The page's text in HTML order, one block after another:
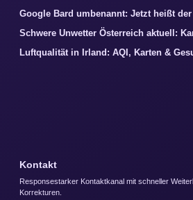
Google Bard umbenannt: Jetzt heißt
Schwere Unwetter Österreich aktuell:
Luftqualität in Irland: AQI, Karten &
Kontakt
Responsestarker Kontaktkanal mit schneller
Korrekturen.